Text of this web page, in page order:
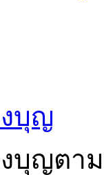
บุญ
บุญตา